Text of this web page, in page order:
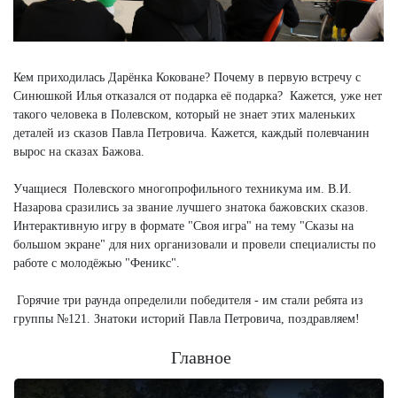
Кем приходилась Дарёнка Коковане? Почему в первую встречу с
Синюшкой Илья отказался от подарка её подарка? Кажется, уже нет
такого человека в Полевском, который не знает этих маленьких
деталей из сказов Павла Петровича. Кажется, каждый полевчанин
вырос на сказах Бажова.
Учащиеся Полевского многопрофильного техникума им. В.И.
Назарова сразились за звание лучшего знатока бажовских сказов.
Интерактивную игру в формате "Своя игра" на тему "Сказы на
большом экране" для них организовали и провели специалисты по
работе с молодёжью "Феникс".
Горячие три раунда определили победителя - им стали ребята из
группы №121. Знатоки историй Павла Петровича, поздравляем!
Главное